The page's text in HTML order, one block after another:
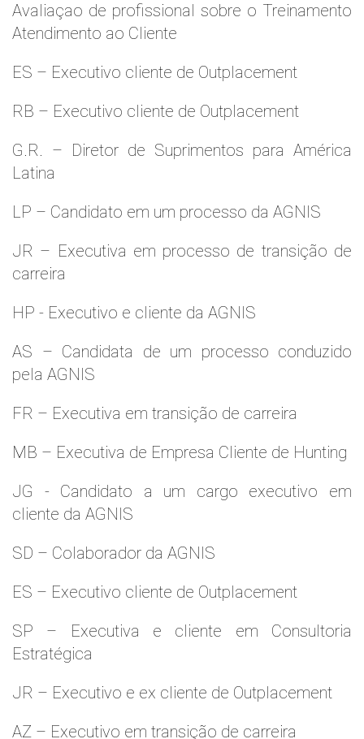
Avaliaçao de profissional sobre o Treinamento
Atendimento ao Cliente
ES – Executivo cliente de Outplacement
RB – Executivo cliente de Outplacement
G.R. – Diretor de Suprimentos para América
Latina
LP – Candidato em um processo da AGNIS
JR – Executiva em processo de transição de
carreira
HP - Executivo e cliente da AGNIS
AS – Candidata de um processo conduzido
pela AGNIS
FR – Executiva em transição de carreira
MB – Executiva de Empresa Cliente de Hunting
JG - Candidato a um cargo executivo em
cliente da AGNIS
SD – Colaborador da AGNIS
ES – Executivo cliente de Outplacement
SP – Executiva e cliente em Consultoria
Estratégica
JR – Executivo e ex cliente de Outplacement
AZ – Executivo em transição de carreira